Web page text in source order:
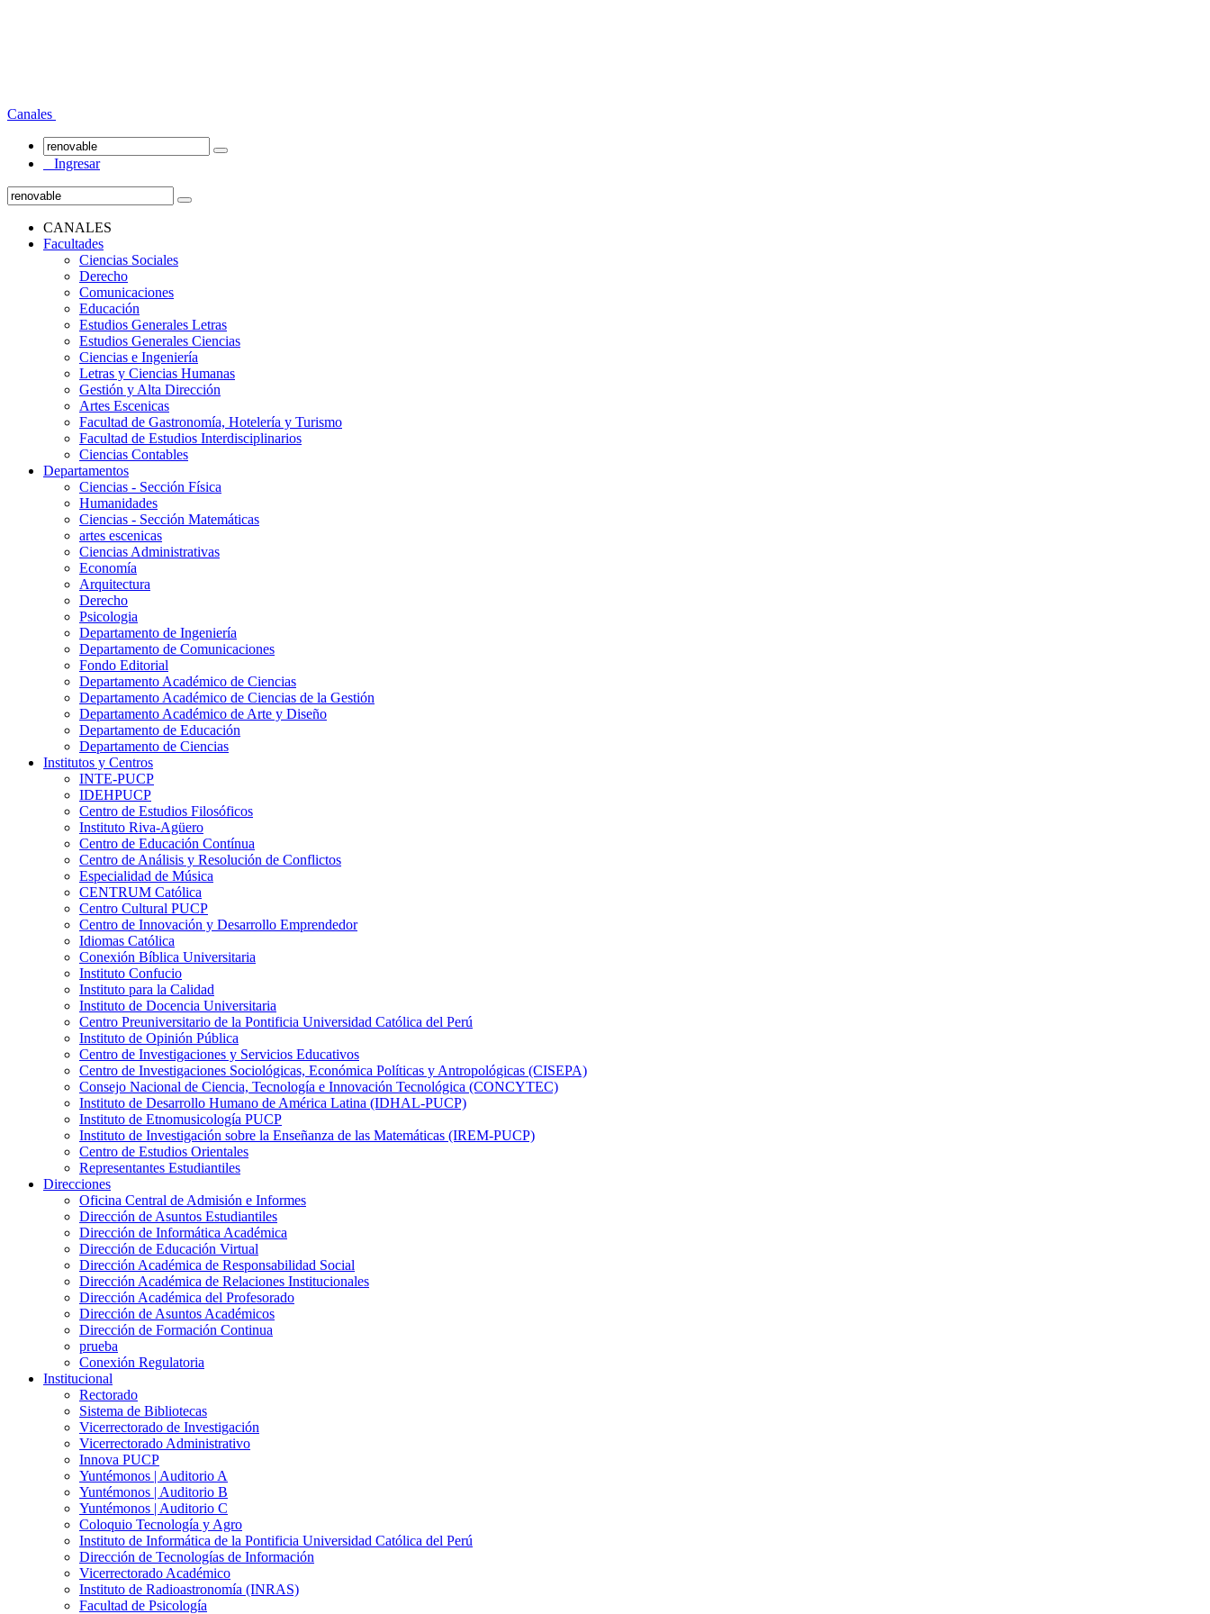
Canales
Ingresar
CANALES
Facultades
Ciencias Sociales
Derecho
Comunicaciones
Educación
Estudios Generales Letras
Estudios Generales Ciencias
Ciencias e Ingeniería
Letras y Ciencias Humanas
Gestión y Alta Dirección
Artes Escenicas
Facultad de Gastronomía, Hotelería y Turismo
Facultad de Estudios Interdisciplinarios
Ciencias Contables
Departamentos
Ciencias - Sección Física
Humanidades
Ciencias - Sección Matemáticas
artes escenicas
Ciencias Administrativas
Economía
Arquitectura
Derecho
Psicologia
Departamento de Ingeniería
Departamento de Comunicaciones
Fondo Editorial
Departamento Académico de Ciencias
Departamento Académico de Ciencias de la Gestión
Departamento Académico de Arte y Diseño
Departamento de Educación
Departamento de Ciencias
Institutos y Centros
INTE-PUCP
IDEHPUCP
Centro de Estudios Filosóficos
Instituto Riva-Agüero
Centro de Educación Contínua
Centro de Análisis y Resolución de Conflictos
Especialidad de Música
CENTRUM Católica
Centro Cultural PUCP
Centro de Innovación y Desarrollo Emprendedor
Idiomas Católica
Conexión Bíblica Universitaria
Instituto Confucio
Instituto para la Calidad
Instituto de Docencia Universitaria
Centro Preuniversitario de la Pontificia Universidad Católica del Perú
Instituto de Opinión Pública
Centro de Investigaciones y Servicios Educativos
Centro de Investigaciones Sociológicas, Económica Políticas y Antropológicas (CISEPA)
Consejo Nacional de Ciencia, Tecnología e Innovación Tecnológica (CONCYTEC)
Instituto de Desarrollo Humano de América Latina (IDHAL-PUCP)
Instituto de Etnomusicología PUCP
Instituto de Investigación sobre la Enseñanza de las Matemáticas (IREM-PUCP)
Centro de Estudios Orientales
Representantes Estudiantiles
Direcciones
Oficina Central de Admisión e Informes
Dirección de Asuntos Estudiantiles
Dirección de Informática Académica
Dirección de Educación Virtual
Dirección Académica de Responsabilidad Social
Dirección Académica de Relaciones Institucionales
Dirección Académica del Profesorado
Dirección de Asuntos Académicos
Dirección de Formación Continua
prueba
Conexión Regulatoria
Institucional
Rectorado
Sistema de Bibliotecas
Vicerrectorado de Investigación
Vicerrectorado Administrativo
Innova PUCP
Yuntémonos | Auditorio A
Yuntémonos | Auditorio B
Yuntémonos | Auditorio C
Coloquio Tecnología y Agro
Instituto de Informática de la Pontificia Universidad Católica del Perú
Dirección de Tecnologías de Información
Vicerrectorado Académico
Instituto de Radioastronomía (INRAS)
Facultad de Psicología